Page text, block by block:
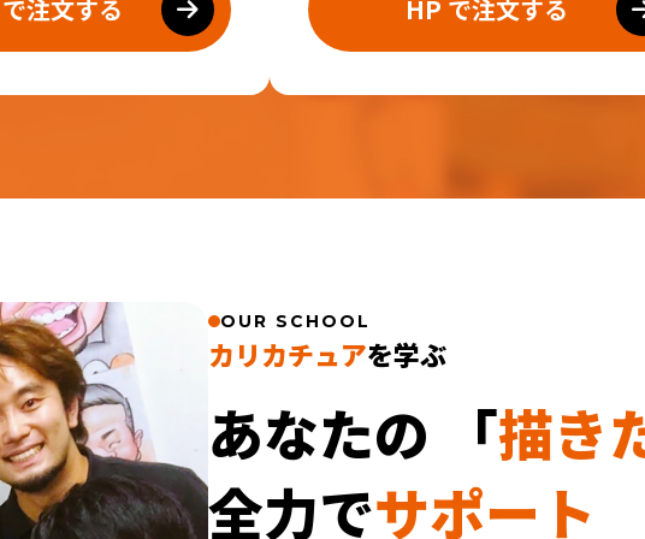
注文する HP で注文する
OUR SCHOOL
カリカチュアを学ぶ
あなたの 「描き
全力でサポート